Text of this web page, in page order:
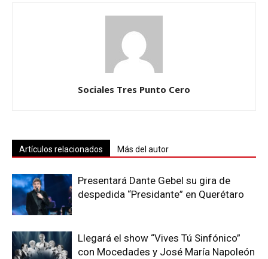
Sociales Tres Punto Cero
Artículos relacionados Más del autor
Presentará Dante Gebel su gira de
despedida “Presidante” en Querétaro
Llegará el show “Vives Tú Sinfónico”
con Mocedades y José María Napoleón